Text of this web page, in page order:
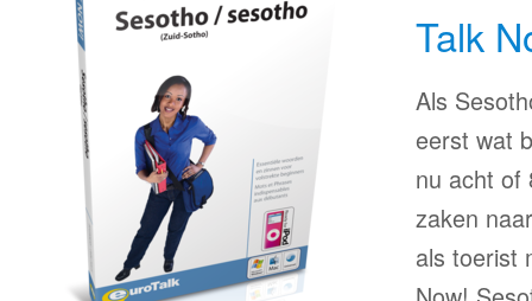
Talk
Als
eerst wat
nu acht of
zaken
als toerist